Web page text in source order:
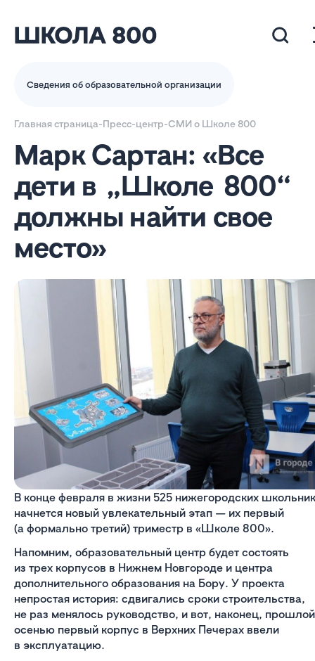
Сведения об образовательной организации
Главная страница-Пресс-центр-СМИ о Школе 800
Марк Сартан: «Все
дети в „Школе 800“
должны найти свое
место»
В конце февраля в жизни 525 нижегородских
начнется новый увлекательный этап — их первый
(а формально третий) триместр в «Школе 800».
Напомним, образовательный центр будет состоять
из трех корпусов в Нижнем Новгороде и центра
дополнительного образования на Бору. У проекта
непростая история: сдвигались сроки строительства,
не раз менялось руководство, и вот, наконец, прошлой
осенью первый корпус в Верхних Печерах ввели
в эксплуатацию.